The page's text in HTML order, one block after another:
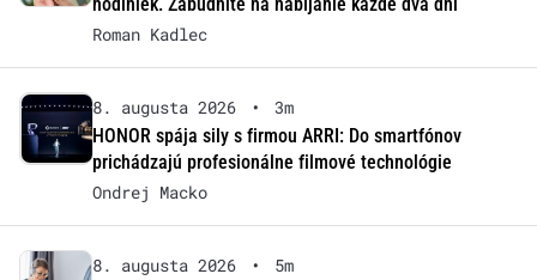
Roman Kadlec
8. augusta 2026 •
3m
HONOR spája sily s firmou ARRI: Do smartfónov
prichádzajú profesionálne filmové technológie
Ondrej Macko
8. augusta 2026 •
5m